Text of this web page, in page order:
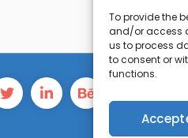
To provide the
and/or access
us to process
to consent or
functions.